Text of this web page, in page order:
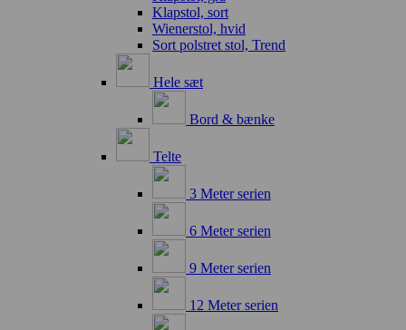
Klapstol, sort
Wienerstol, hvid
Sort polstret stol, Trend
Hele sæt
Bord & bænke
Telte
3 Meter serien
6 Meter serien
9 Meter serien
12 Meter serien